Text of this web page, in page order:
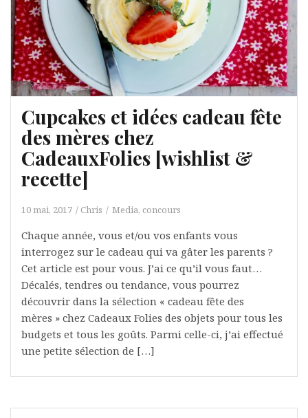
Cupcakes et idées cadeau fête
des mères chez
CadeauxFolies [wishlist &
recette]
10 mai, 2017 Chris Media, concours
Chaque année, vous et/ou vos enfants vous
interrogez sur le cadeau qui va gâter les parents ?
Cet article est pour vous. J’ai ce qu’il vous faut…
Décalés, tendres ou tendance, vous pourrez
découvrir dans la sélection « cadeau fête des
mères » chez Cadeaux Folies des objets pour tous les
budgets et tous les goûts. Parmi celle-ci, j’ai effectué
une petite sélection de […]